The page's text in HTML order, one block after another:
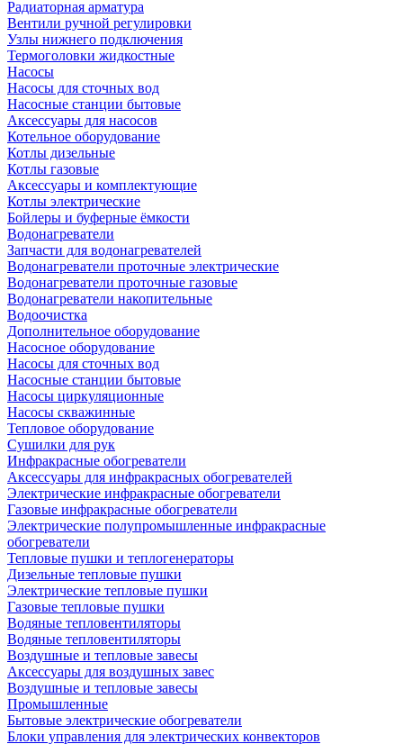
Радиаторная арматура
Вентили ручной регулировки
Узлы нижнего подключения
Термоголовки жидкостные
Насосы
Насосы для сточных вод
Насосные станции бытовые
Аксессуары для насосов
Котельное оборудование
Котлы дизельные
Котлы газовые
Аксессуары и комплектующие
Котлы электрические
Бойлеры и буферные ёмкости
Водонагреватели
Запчасти для водонагревателей
Водонагреватели проточные электрические
Водонагреватели проточные газовые
Водонагреватели накопительные
Водоочистка
Дополнительное оборудование
Насосное оборудование
Насосы для сточных вод
Насосные станции бытовые
Насосы циркуляционные
Насосы скважинные
Тепловое оборудование
Сушилки для рук
Инфракрасные обогреватели
Аксессуары для инфракрасных обогревателей
Электрические инфракрасные обогреватели
Газовые инфракрасные обогреватели
Электрические полупромышленные инфракрасные
обогреватели
Тепловые пушки и теплогенераторы
Дизельные тепловые пушки
Электрические тепловые пушки
Газовые тепловые пушки
Водяные тепловентиляторы
Водяные тепловентиляторы
Воздушные и тепловые завесы
Аксессуары для воздушных завес
Воздушные и тепловые завесы
Промышленные
Бытовые электрические обогреватели
Блоки управления для электрических конвекторов